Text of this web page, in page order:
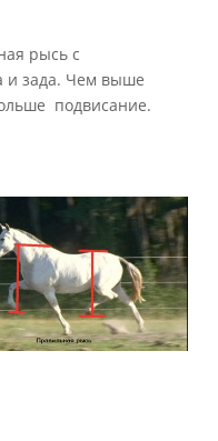
рысь с
и зада. Чем выше
подвисание.